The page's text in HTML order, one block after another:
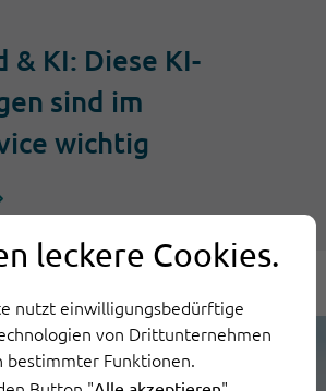
leckere Cookies.
nutzt einwilligungsbedürftige
von Drittunternehmen
bestimmter Funktionen.
KI: Diese KI-
sind im
wichtig